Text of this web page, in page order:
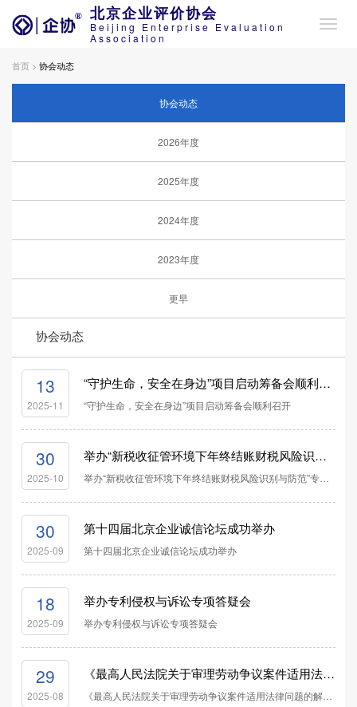
北京企业评价协会
Beijing Enterprise Evaluation
Association
首页 > 协会动态
协会动态
2026年度
2025年度
2024年度
2023年度
更早
协会动态
13
2025-11
“守护生命，安全在身边”项目启动筹备会顺利召开
“守护生命，安全在身边”项目启动筹备会顺利召开
30
2025-10
举办“新税收征管环境下年终结账财税风险识别与防范”专题培训会
30
2025-09
第十四届北京企业诚信论坛成功举办
第十四届北京企业诚信论坛成功举办
18
2025-09
举办专利侵权与诉讼专项答疑会
举办专利侵权与诉讼专项答疑会
29
2025-08
《最高人民法院关于审理劳动争议案件适用法律问题的解释（二）》专项解读会成功举办